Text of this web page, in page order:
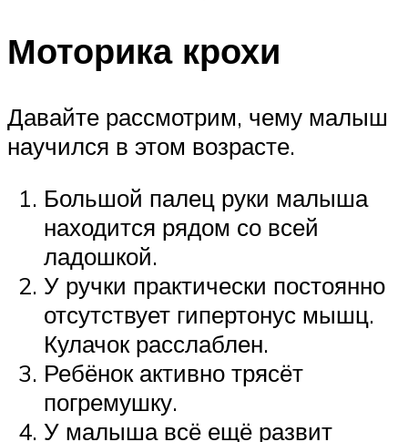
Моторика крохи
Давайте рассмотрим, чему малыш
научился в этом возрасте.
Большой палец руки малыша
находится рядом со всей
ладошкой.
У ручки практически постоянно
отсутствует гипертонус мышц.
Кулачок расслаблен.
Ребёнок активно трясёт
погремушку.
У малыша всё ещё развит